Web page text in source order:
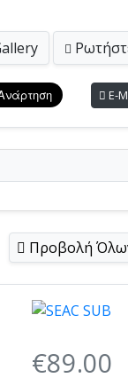
E-
Προβολή
€89.00